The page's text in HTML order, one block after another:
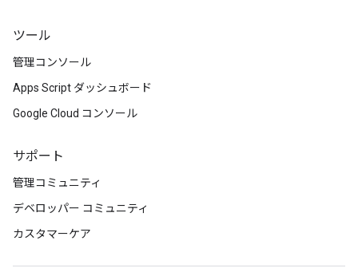
ツール
管理コンソール
Apps Script ダッシュボード
Google Cloud コンソール
サポート
管理コミュニティ
デベロッパー コミュニティ
カスタマーケア